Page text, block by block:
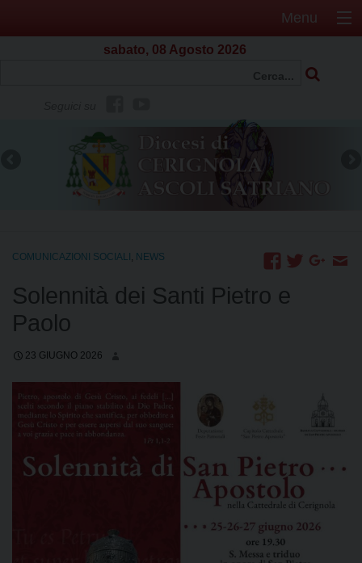
Menu
sabato, 08 Agosto 2026
COMUNICAZIONI SOCIALI NEWS
Solennità dei Santi Pietro e
Paolo
23 GIUGNO 2026